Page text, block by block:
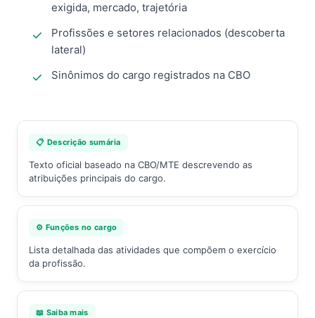
exigida, mercado, trajetória
Profissões e setores relacionados (descoberta
lateral)
Sinônimos do cargo registrados na CBO
📋 Descrição sumária
Texto oficial baseado na CBO/MTE descrevendo as
atribuições principais do cargo.
⚙️ Funções no cargo
Lista detalhada das atividades que compõem o exercício
da profissão.
📖 Saiba mais